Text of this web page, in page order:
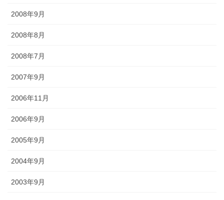
2008年9月
2008年8月
2008年7月
2007年9月
2006年11月
2006年9月
2005年9月
2004年9月
2003年9月